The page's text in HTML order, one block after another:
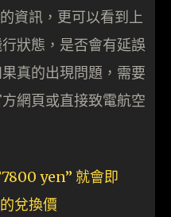
資訊，更可以看到上
狀態，是否會有延誤
真的出現問題，需要
網頁或直接致電航空